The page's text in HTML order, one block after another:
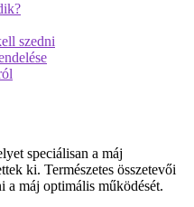
szedni
speciálisan a máj
ki. Természetes összetevői
a máj optimális működését.